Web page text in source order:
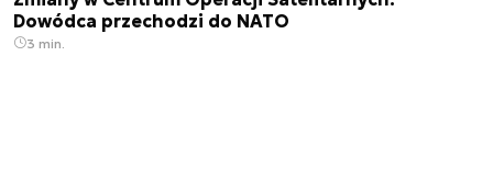
Dowódca przechodzi do NATO
3 min.